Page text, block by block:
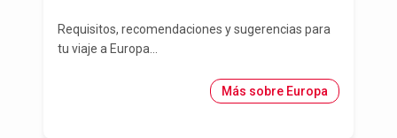
Requisitos, recomendaciones y sugerencias para
tu viaje a Europa...
Más sobre Europa